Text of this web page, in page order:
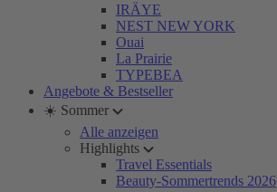
IRÄYE
NEST NEW YORK
Ouai
La Prairie
TYPEBEA
Angebote & Bestseller
☀️ Sommer
Alle anzeigen
Highlights
Travel Essentials
Beauty-Sommertrends 2026